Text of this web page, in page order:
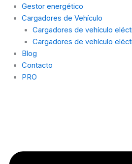
Gestor energético
Cargadores de Vehículo
Cargadores de vehículo
Cargadores de vehículo
Blog
Contacto
PRO